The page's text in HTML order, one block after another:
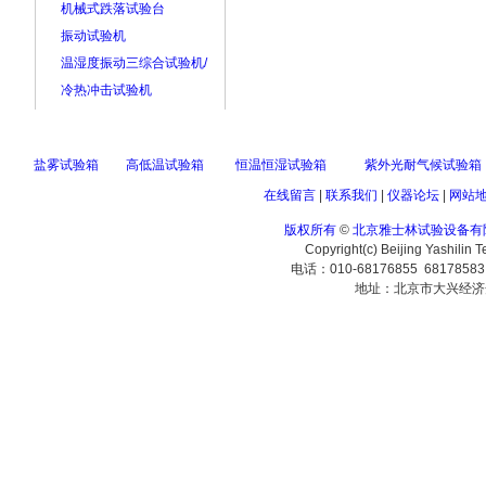
机械式跌落试验台
振动试验机
温湿度振动三综合试验机/
冷热冲击试验机
盐雾试验箱 高低温试验箱 恒温恒湿试验箱
紫外光耐气候试验箱
在线留言| 联系我们 仪器论坛| 网站
版权所有 © 北京雅士林试验设备有
Copyright(c) Beijing Yashilin
电话：010-68176855
地址：北京市大兴经